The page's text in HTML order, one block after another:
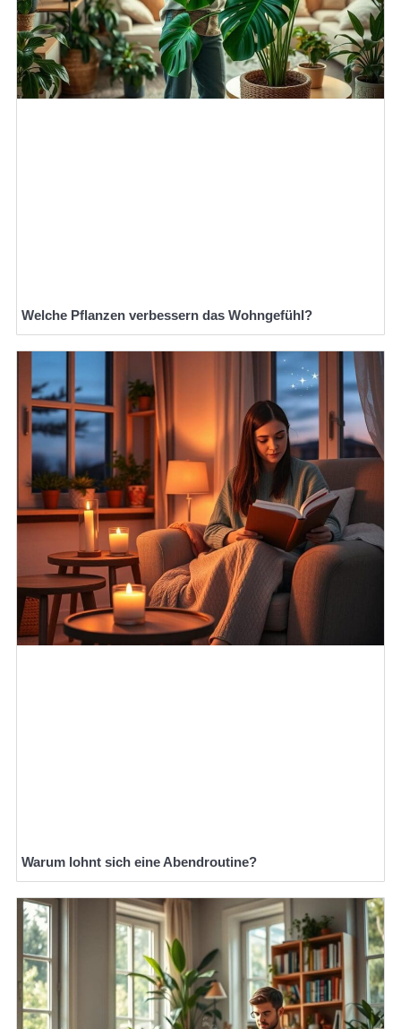
Welche Pflanzen verbessern das Wohngefühl?
Warum lohnt sich eine Abendroutine?